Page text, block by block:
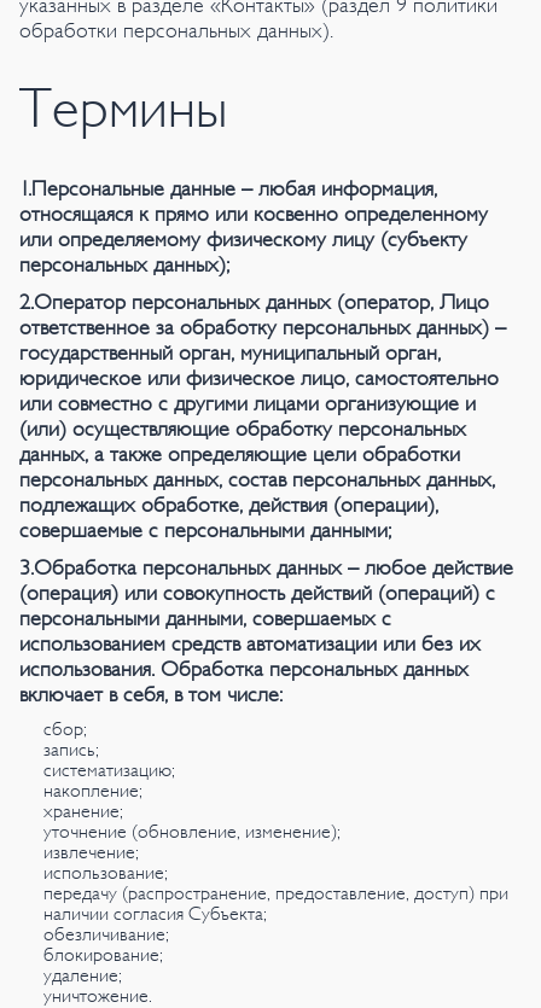
указанных в разделе «Контакты» (раздел 9 политики
обработки персональных данных).
Термины
1.Персональные данные – любая информация,
относящаяся к прямо или косвенно определенному
или определяемому физическому лицу (субъекту
персональных данных);
2.Оператор персональных данных (оператор, Лицо
ответственное за обработку персональных данных) –
государственный орган, муниципальный орган,
юридическое или физическое лицо, самостоятельно
или совместно с другими лицами организующие и
(или) осуществляющие обработку персональных
данных, а также определяющие цели обработки
персональных данных, состав персональных данных,
подлежащих обработке, действия (операции),
совершаемые с персональными данными;
3.Обработка персональных данных – любое действие
(операция) или совокупность действий (операций) с
персональными данными, совершаемых с
использованием средств автоматизации или без их
использования. Обработка персональных данных
включает в себя, в том числе:
сбор;
запись;
систематизацию;
накопление;
хранение;
уточнение (обновление, изменение);
извлечение;
использование;
передачу (распространение, предоставление, доступ) при
наличии согласия Субъекта;
обезличивание;
блокирование;
удаление;
уничтожение.